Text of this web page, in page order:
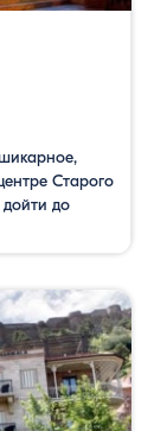
Старого
до
Ресторан